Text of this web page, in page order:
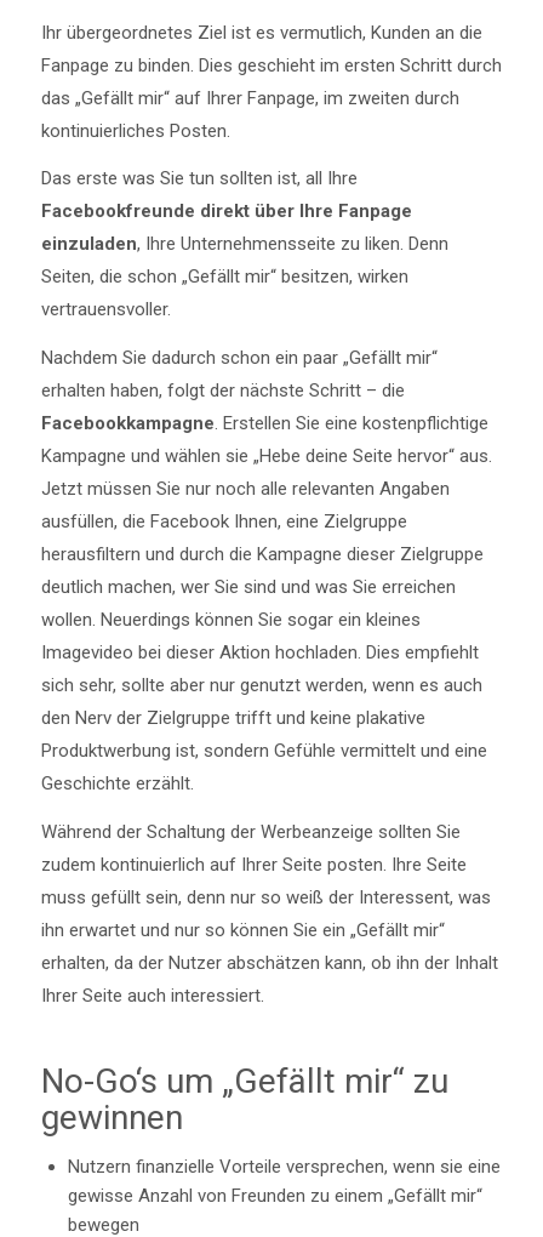
Ihr übergeordnetes Ziel ist es vermutlich, Kunden an die
Fanpage zu binden. Dies geschieht im ersten Schritt durch
das „Gefällt mir“ auf Ihrer Fanpage, im zweiten durch
kontinuierliches Posten.
Das erste was Sie tun sollten ist, all Ihre
Facebookfreunde direkt über Ihre Fanpage
einzuladen, Ihre Unternehmensseite zu liken. Denn
Seiten, die schon „Gefällt mir“ besitzen, wirken
vertrauensvoller.
Nachdem Sie dadurch schon ein paar „Gefällt mir“
erhalten haben, folgt der nächste Schritt – die
Facebookkampagne. Erstellen Sie eine kostenpflichtige
Kampagne und wählen sie „Hebe deine Seite hervor“ aus.
Jetzt müssen Sie nur noch alle relevanten Angaben
ausfüllen, die Facebook Ihnen, eine Zielgruppe
herausfiltern und durch die Kampagne dieser Zielgruppe
deutlich machen, wer Sie sind und was Sie erreichen
wollen. Neuerdings können Sie sogar ein kleines
Imagevideo bei dieser Aktion hochladen. Dies empfiehlt
sich sehr, sollte aber nur genutzt werden, wenn es auch
den Nerv der Zielgruppe trifft und keine plakative
Produktwerbung ist, sondern Gefühle vermittelt und eine
Geschichte erzählt.
Während der Schaltung der Werbeanzeige sollten Sie
zudem kontinuierlich auf Ihrer Seite posten. Ihre Seite
muss gefüllt sein, denn nur so weiß der Interessent, was
ihn erwartet und nur so können Sie ein „Gefällt mir“
erhalten, da der Nutzer abschätzen kann, ob ihn der Inhalt
Ihrer Seite auch interessiert.
No-Go‘s um „Gefällt mir“ zu
gewinnen
Nutzern finanzielle Vorteile versprechen, wenn sie eine
gewisse Anzahl von Freunden zu einem „Gefällt mir“
bewegen